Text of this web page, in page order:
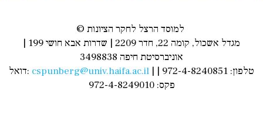
מגדל אשכול, קומה 22, חדר 2209 | שדרות אבא חושי 199 |
אוניברסיטת חיפה 3498838
דואל: cspunberg@univ.haifa.ac.il | טלפון: 972-4-8240851 |
פקס: 972-4-8249010